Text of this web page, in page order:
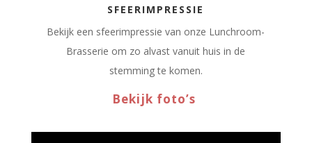
SFEERIMPRESSIE
Bekijk een sfeerimpressie van onze Lunchroom-
Brasserie om zo alvast vanuit huis in de
stemming te komen.
Bekijk foto’s